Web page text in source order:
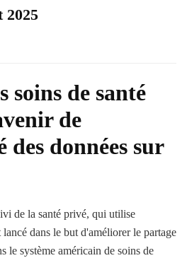
2025
soins de santé
de
des données sur
de la santé privé, qui utilise
dans le but d'améliorer le partage
le système américain de soins de